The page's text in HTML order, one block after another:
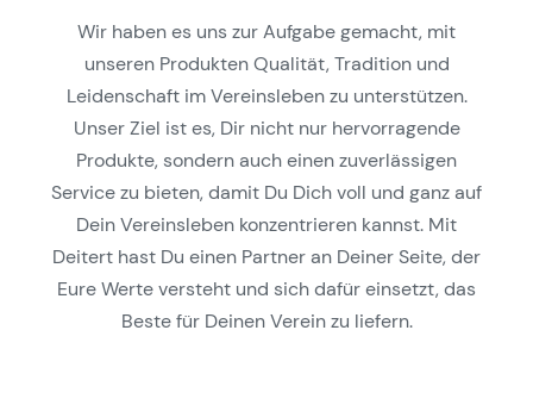
Wir haben es uns zur Aufgabe gemacht, mit
unseren Produkten Qualität, Tradition und
Leidenschaft im Vereinsleben zu unterstützen.
Unser Ziel ist es, Dir nicht nur hervorragende
Produkte, sondern auch einen zuverlässigen
Service zu bieten, damit Du Dich voll und ganz auf
Dein Vereinsleben konzentrieren kannst. Mit
Deitert hast Du einen Partner an Deiner Seite, der
Eure Werte versteht und sich dafür einsetzt, das
Beste für Deinen Verein zu liefern.